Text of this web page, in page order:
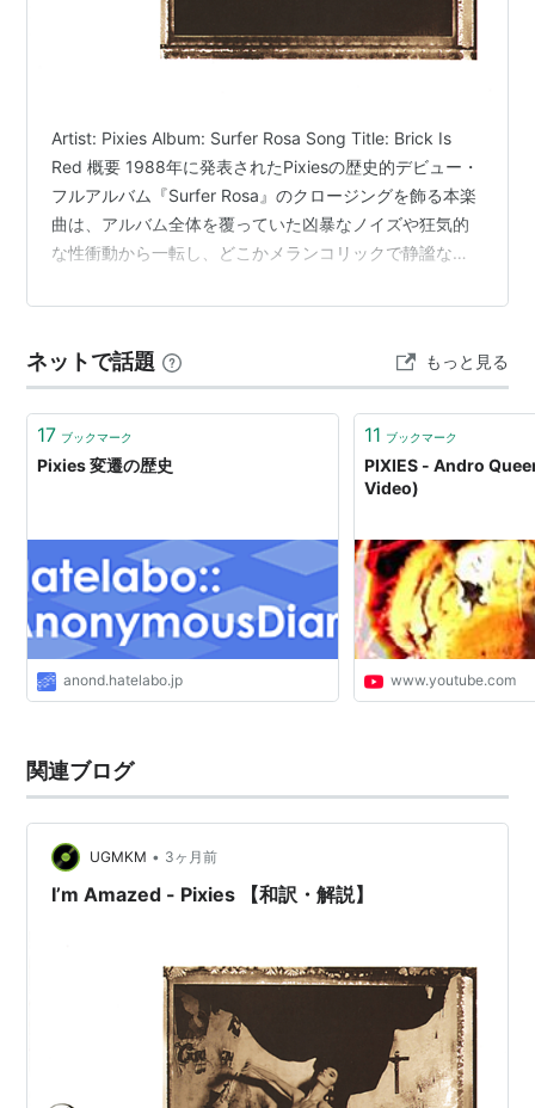
Artist: Pixies Album: Surfer Rosa Song Title: Brick Is
Red 概要 1988年に発表されたPixiesの歴史的デビュー・
フルアルバム『Surfer Rosa』のクロージングを飾る本楽
曲は、アルバム全体を覆っていた凶暴なノイズや狂気的
な性衝動から一転し、どこかメランコリックで静謐な余
る流麗で印象的なギター・リフが楽曲を牽引し、スティ
い美しさを際立たせている。歌詞は非常に短く抽象的で
あり、日常的な風景の描写に唐突に「吊るし首にしてく
れ」という死…
ネットで話題 もっと見る
17 ブックマーク
Pixies 変遷の歴史
anond.hatelabo.jp
11 ブックマーク
PIXIES - Andro
Video)
www.youtube.com
関連ブログ
UGMKM • 3ヶ月前
I’m Amazed - Pixies 【和訳・解説】